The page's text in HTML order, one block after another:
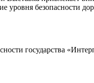
безопасности
государства